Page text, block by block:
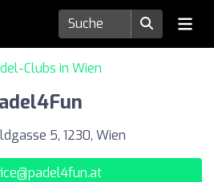
Clubs in Wien
5, 1230, Wien